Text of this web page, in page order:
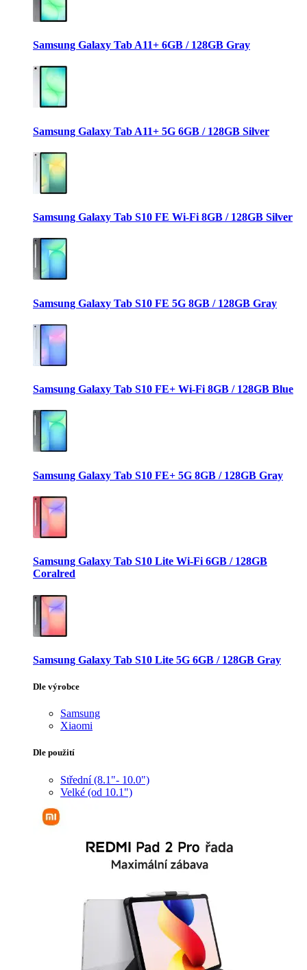
Samsung Galaxy Tab A11+ 6GB / 128GB Gray
Samsung Galaxy Tab A11+ 5G 6GB / 128GB Silver
Samsung Galaxy Tab S10 FE Wi-Fi 8GB / 128GB Silver
Samsung Galaxy Tab S10 FE 5G 8GB / 128GB Gray
Samsung Galaxy Tab S10 FE+ Wi-Fi 8GB / 128GB Blue
Samsung Galaxy Tab S10 FE+ 5G 8GB / 128GB Gray
Samsung Galaxy Tab S10 Lite Wi-Fi 6GB / 128GB
Coralred
Samsung Galaxy Tab S10 Lite 5G 6GB / 128GB Gray
Dle výrobce
Samsung
Xiaomi
Dle použití
Střední (8.1"- 10.0")
Velké (od 10.1")